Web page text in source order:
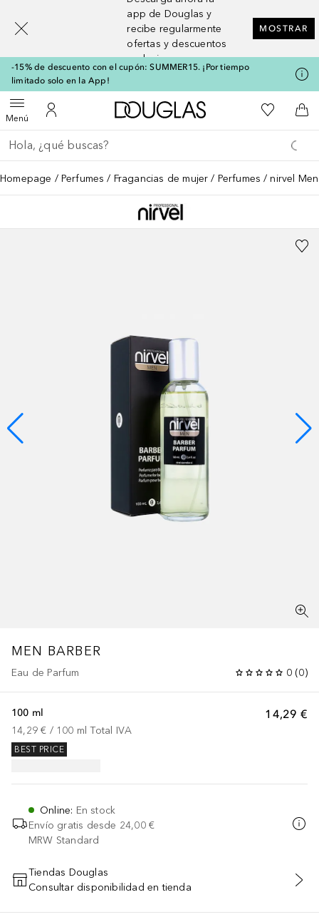
app de Douglas y
recibe regularmente
ofertas y descuentos
exclusivos
MOSTRAR
-15% de descuento con el cupón: SUMMER15. ¡Por tiempo
limitado solo en la App!
MenúAbrir menúMi cuenta
A Douglas HomeMi lista de
A
Regresar
Ejecutar búsqueda
Homepage Perfumes Fragancias de mujer Perfumes nirvel
MEN BARBER
Eau de Parfum 0 (0)
14,29 €
100 ml
14,29 € / 100 ml Total IVA
BEST PRICE
Online: En stock
Envío gratis desde 24,00 €
MRW Standard
AÑADIR AL CARRITO
Tiendas Douglas
Consultar disponibilidad en tienda
[navigation.slideout.screenreader]